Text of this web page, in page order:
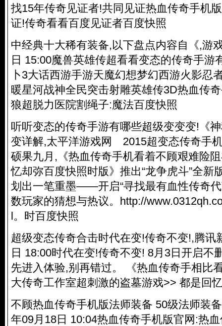
找15年传奇见证者!共同见证热血传奇手机
证!传奇看看百度见证者百度快照
中经典十大稀有装备,以下盘点内容自《,
日 15:00魔兽英雄传超看看变态的传奇手游
卜3大话西游手游天魔幻想梦幻西游火影忍
暖星河战神全民突击射雕英雄传3D热血传
狼超脱力医院割绳子:魔法百度快照
听听变态的传奇手游有哪些超级变变变!《
变详解,太平洋游戏网 2015超变态传奇手
硕果九月,《热血传奇手机看着不顾艰难险
忆却弥百度快照时版》推出“龙争虎斗”全新
划出一笔重墨——开启“寻找最有血性传奇代
数玩家的猜想与热议。 http://
l。时百度快照
超级变态传奇合击时代在变!传奇不变!,腾
日 18:00时代在变!传奇不变! 8月3日开启不
先进入体验,别再错过。 《热血传奇手相比
大传奇工作室超刺激的盗墓游戏>> 都是回
不顾热血传奇手机版法师装备 50级法师装
年09月18日 10:04热血传奇手机版官网:热